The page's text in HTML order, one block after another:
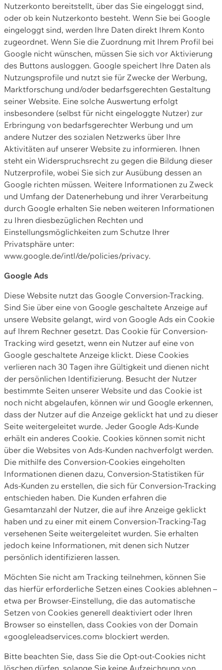
Nutzerkonto bereitstellt, über das Sie eingeloggt sind,
oder ob kein Nutzerkonto besteht. Wenn Sie bei Google
eingeloggt sind, werden Ihre Daten direkt Ihrem Konto
zugeordnet. Wenn Sie die Zuordnung mit Ihrem Profil bei
Google nicht wünschen, müssen Sie sich vor Aktivierung
des Buttons ausloggen. Google speichert Ihre Daten als
Nutzungsprofile und nutzt sie für Zwecke der Werbung,
Marktforschung und/oder bedarfsgerechten Gestaltung
seiner Website. Eine solche Auswertung erfolgt
insbesondere (selbst für nicht eingeloggte Nutzer) zur
Erbringung von bedarfsgerechter Werbung und um
andere Nutzer des sozialen Netzwerks über Ihre
Aktivitäten auf unserer Website zu informieren. Ihnen
steht ein Widerspruchsrecht zu gegen die Bildung dieser
Nutzerprofile, wobei Sie sich zur Ausübung dessen an
Google richten müssen. Weitere Informationen zu Zweck
und Umfang der Datenerhebung und ihrer Verarbeitung
durch Google erhalten Sie neben weiteren Informationen
zu Ihren diesbezüglichen Rechten und
Einstellungsmöglichkeiten zum Schutze Ihrer
Privatsphäre unter:
www.google.de/intl/de/policies/privacy.
Google Ads
Diese Website nutzt das Google Conversion-Tracking.
Sind Sie über eine von Google geschaltete Anzeige auf
unsere Website gelangt, wird von Google Ads ein Cookie
auf Ihrem Rechner gesetzt. Das Cookie für Conversion-
Tracking wird gesetzt, wenn ein Nutzer auf eine von
Google geschaltete Anzeige klickt. Diese Cookies
verlieren nach 30 Tagen ihre Gültigkeit und dienen nicht
der persönlichen Identifizierung. Besucht der Nutzer
bestimmte Seiten unserer Website und das Cookie ist
noch nicht abgelaufen, können wir und Google erkennen,
dass der Nutzer auf die Anzeige geklickt hat und zu dieser
Seite weitergeleitet wurde. Jeder Google Ads-Kunde
erhält ein anderes Cookie. Cookies können somit nicht
über die Websites von Ads-Kunden nachverfolgt werden.
Die mithilfe des Conversion-Cookies eingeholten
Informationen dienen dazu, Conversion-Statistiken für
Ads-Kunden zu erstellen, die sich für Conversion-Tracking
entschieden haben. Die Kunden erfahren die
Gesamtanzahl der Nutzer, die auf ihre Anzeige geklickt
haben und zu einer mit einem Conversion-Tracking-Tag
versehenen Seite weitergeleitet wurden. Sie erhalten
jedoch keine Informationen, mit denen sich Nutzer
persönlich identifizieren lassen.
Möchten Sie nicht am Tracking teilnehmen, können Sie
das hierfür erforderliche Setzen eines Cookies ablehnen –
etwa per Browser-Einstellung, die das automatische
Setzen von Cookies generell deaktiviert oder Ihren
Browser so einstellen, dass Cookies von der Domain
«googleleadservices.com» blockiert werden.
Bitte beachten Sie, dass Sie die Opt-out-Cookies nicht